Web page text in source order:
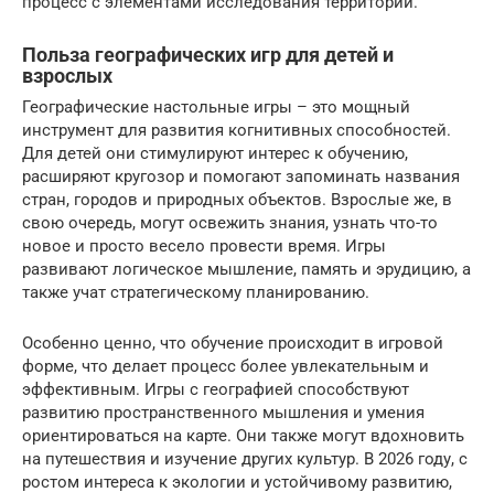
Польза географических игр для детей и
взрослых
Географические настольные игры – это мощный
инструмент для развития когнитивных способностей.
Для детей они стимулируют интерес к обучению,
расширяют кругозор и помогают запоминать названия
стран, городов и природных объектов. Взрослые же, в
свою очередь, могут освежить знания, узнать что-то
новое и просто весело провести время. Игры
развивают логическое мышление, память и эрудицию, а
также учат стратегическому планированию.
Особенно ценно, что обучение происходит в игровой
форме, что делает процесс более увлекательным и
эффективным. Игры с географией способствуют
развитию пространственного мышления и умения
ориентироваться на карте. Они также могут вдохновить
на путешествия и изучение других культур. В 2026 году, с
ростом интереса к экологии и устойчивому развитию,